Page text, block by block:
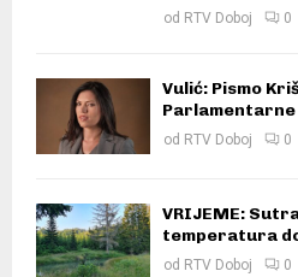
od RTV Doboj 0
Vulić: Pismo
od RTV Doboj 0
VRIJEME:
temperatura
od RTV Doboj 0